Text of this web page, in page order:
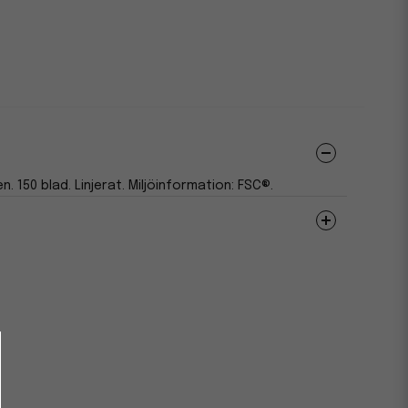
150 blad. Linjerat. Miljöinformation: FSC®.